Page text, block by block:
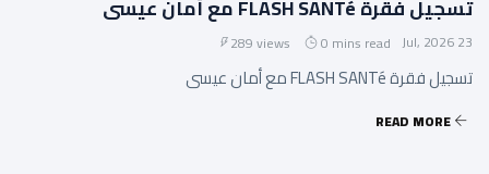
تسجيل فقرة FLASH SANTé مع أمان عيسى
23 Jul, 2026
0 mins read
289 views
تسجيل فقرة FLASH SANTé مع أمان عيسى
READ MORE